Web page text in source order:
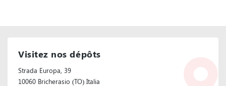
Visitez nos dépôts
Strada Europa, 39
10060 Bricherasio (TO) Italia